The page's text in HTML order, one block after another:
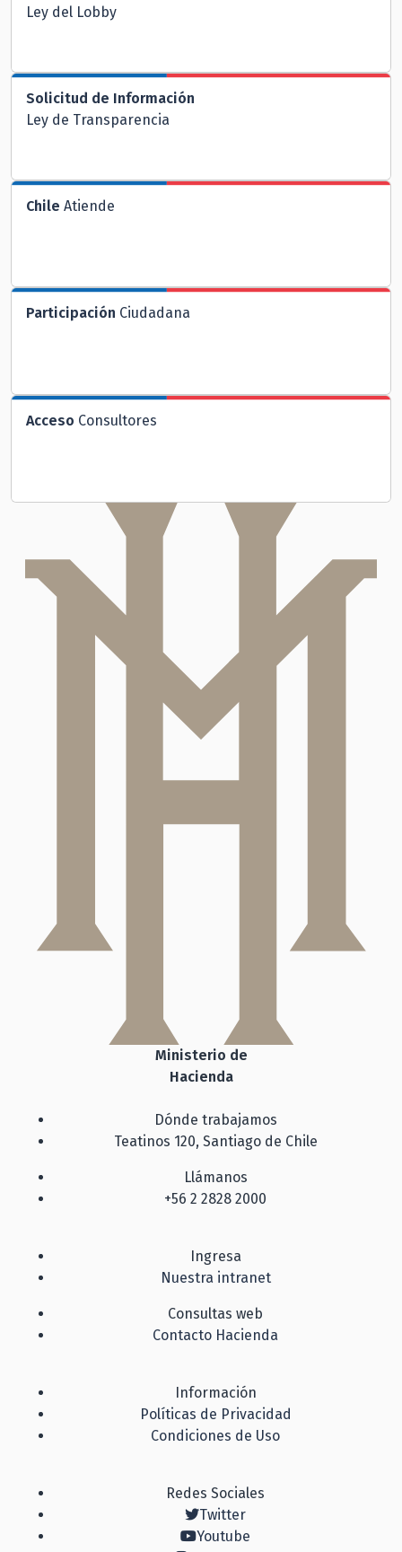
Ley del Lobby
Solicitud de Información
Ley de Transparencia
Chile Atiende
Participación Ciudadana
Acceso Consultores
Ministerio de
Hacienda
Dónde trabajamos
Teatinos 120, Santiago de Chile
Llámanos
+56 2 2828 2000
Ingresa
Nuestra intranet
Consultas web
Contacto Hacienda
Información
Políticas de Privacidad
Condiciones de Uso
Redes Sociales
Twitter
Youtube